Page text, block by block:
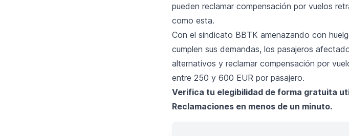
pueden reclamar compensación por vuelos
como esta.
Con el sindicato BBTK amenazando con
cumplen sus demandas, los pasajeros
alternativos y reclamar compensación por
entre 250 y 600 EUR por pasajero.
Verifica tu elegibilidad de forma gratuita
Reclamaciones en menos de un minuto.